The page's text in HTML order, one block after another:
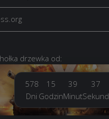
drzewka od:
578
Dni
15
Godzin
39
Minut
38
Sekund